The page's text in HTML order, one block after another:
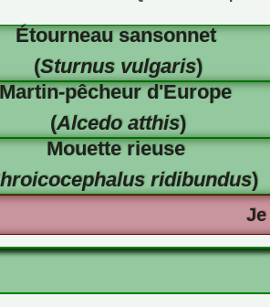
Étourneau sansonnet
(Sturnus vulgaris)
Martin-pêcheur d'Europe
(Alcedo atthis)
Mouette rieuse
ridibundus)